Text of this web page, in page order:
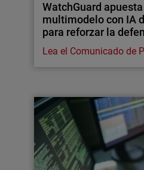
WatchGuard
multimodelo con IA
para reforzar la
Lea el Comunicado de